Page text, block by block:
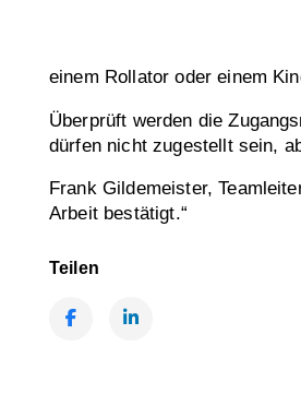
einem Rollator oder einem
Überprüft werden die
dürfen nicht zugestellt sein,
Frank Gildemeister,
Arbeit bestätigt.“
Teilen